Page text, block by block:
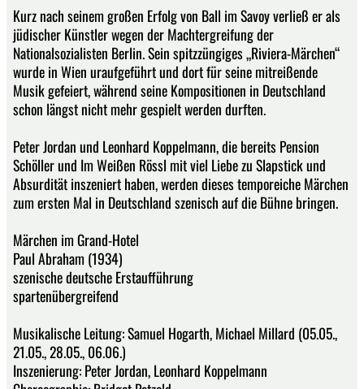
Kurz nach seinem großen Erfolg von Ball im Savoy verließ er als
jüdischer Künstler wegen der Machtergreifung der
Nationalsozialisten Berlin. Sein spitzzüngiges „Riviera-Märchen“
wurde in Wien uraufgeführt und dort für seine mitreißende
Musik gefeiert, während seine Kompositionen in Deutschland
schon längst nicht mehr gespielt werden durften.
Peter Jordan und Leonhard Koppelmann, die bereits Pension
Schöller und Im Weißen Rössl mit viel Liebe zu Slapstick und
Absurdität inszeniert haben, werden dieses temporeiche Märchen
zum ersten Mal in Deutschland szenisch auf die Bühne bringen.
Märchen im Grand-Hotel
Paul Abraham (1934)
szenische deutsche Erstaufführung
spartenübergreifend
Musikalische Leitung: Samuel Hogarth, Michael Millard (05.05.,
21.05., 28.05., 06.06.)
Inszenierung: Peter Jordan, Leonhard Koppelmann